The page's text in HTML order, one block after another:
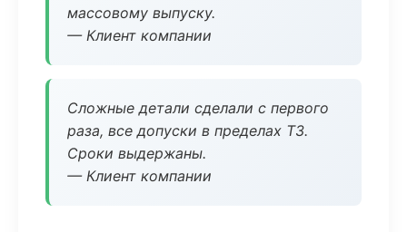
массовому выпуску.
— Клиент компании
Сложные детали сделали с первого
раза, все допуски в пределах ТЗ.
Сроки выдержаны.
— Клиент компании